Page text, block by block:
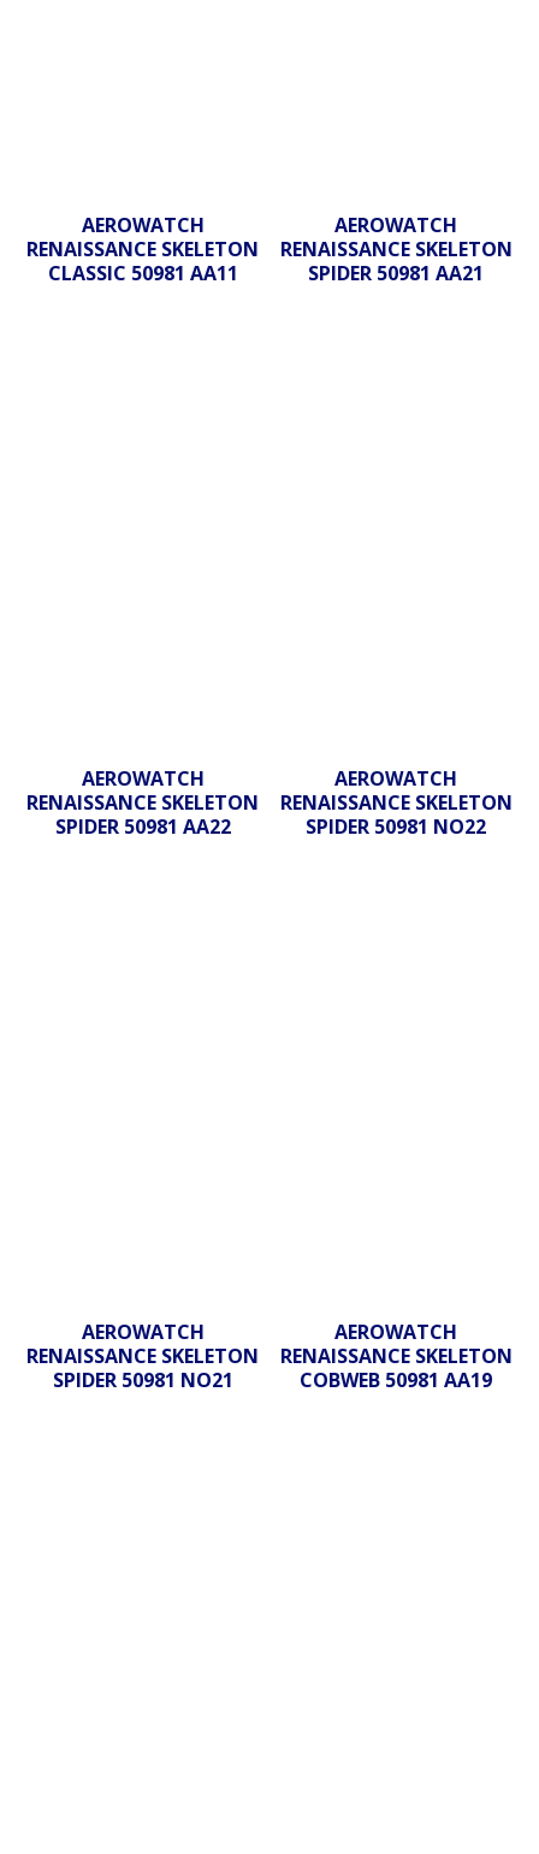
AEROWATCH
RENAISSANCE SKELETON
CLASSIC 50981 AA11
AEROWATCH
RENAISSANCE SKELETON
SPIDER 50981 AA21
AEROWATCH
RENAISSANCE SKELETON
SPIDER 50981 AA22
AEROWATCH
RENAISSANCE SKELETON
SPIDER 50981 NO22
AEROWATCH
RENAISSANCE SKELETON
SPIDER 50981 NO21
AEROWATCH
RENAISSANCE SKELETON
COBWEB 50981 AA19